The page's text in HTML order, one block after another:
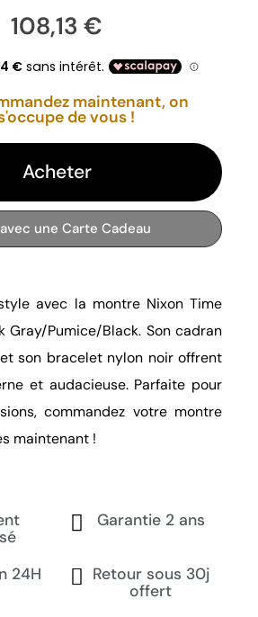
108,13 €
maintenant, on
de vous !
Acheter
une Carte Cadeau
avec la montre Nixon Time
Gray/Pumice/Black. Son cadran
son bracelet nylon noir offrent
et audacieuse. Parfaite pour
commandez votre montre
maintenant !
Garantie 2 ans
24H
Retour sous 30j
offert